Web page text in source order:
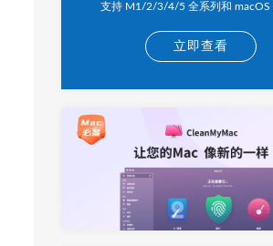
支持 M1/2/3/4/5 全系列和 macOS
立即查看